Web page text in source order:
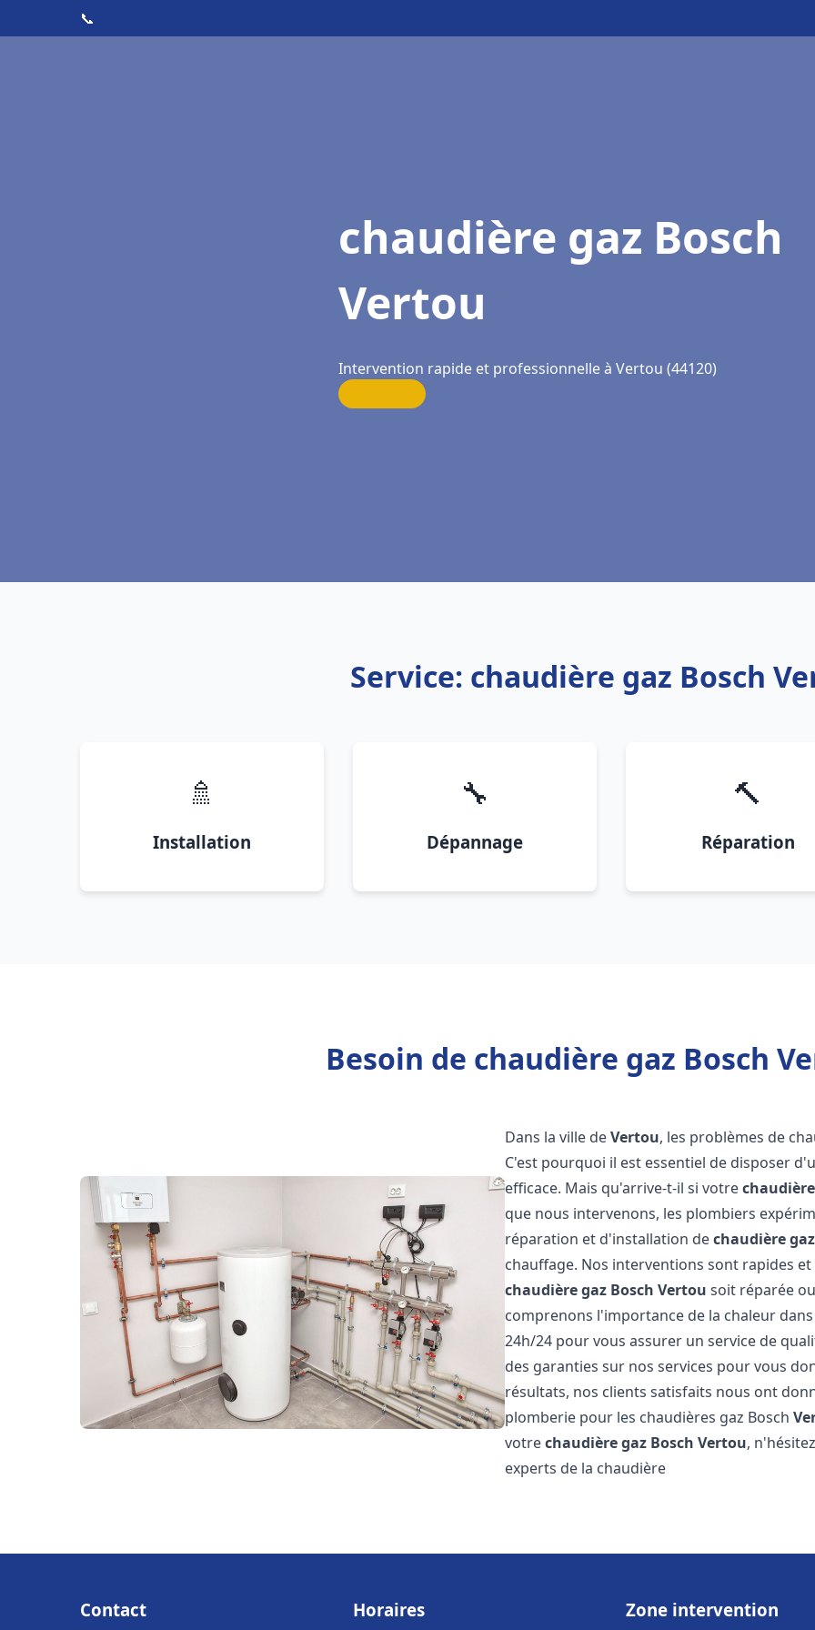
📞
chaudière gaz Bosch
Vertou
Intervention rapide et professionnelle à Vertou (44120)
Service: chaudière gaz Bosch
🚿
Installation
🔧
Dépannage
🔨
Réparation
Besoin de chaudière gaz Bosch
Dans la ville deVertou, les problèmes de
C'est pourquoi il est essentiel de disposer
efficace. Mais qu'arrive-t-il si votre
que nous intervenons, les plombiers
réparation et d'installation dechaudière
chauffage. Nos interventions sont rapides
chaudière gaz Bosch Vertou soit réparée
comprenons l'importance de la chaleur
24h/24 pour vous assurer un service de
des garanties sur nos services pour vous
résultats, nos clients satisfaits nous ont
plomberie pour les chaudières gaz Bosch
votrechaudière gaz Bosch Vertou,
experts de la chaudière
Contact Horaires Zone intervention